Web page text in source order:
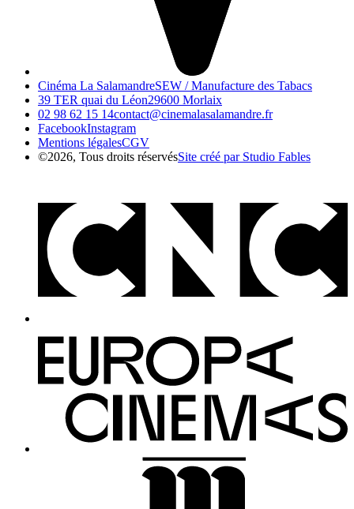
Cinéma La SalamandreSEW / Manufacture des Tabacs
39 TER quai du Léon29600 Morlaix
02 98 62 15 14contact@cinemalasalamandre.fr
FacebookInstagram
Mentions légalesCGV
©2026, Tous droits réservésSite créé par Studio Fables